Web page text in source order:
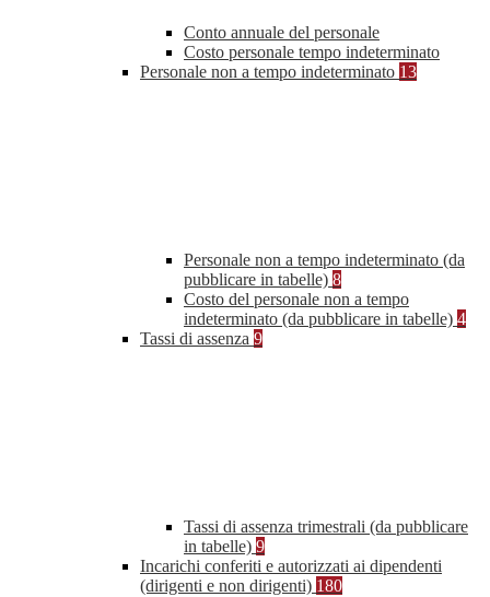
Conto annuale del personale
Costo personale tempo indeterminato
Personale non a tempo indeterminato 13
Personale non a tempo indeterminato (da
pubblicare in tabelle) 8
Costo del personale non a tempo
indeterminato (da pubblicare in tabelle) 4
Tassi di assenza 9
Tassi di assenza trimestrali (da pubblicare
in tabelle) 9
Incarichi conferiti e autorizzati ai dipendenti
(dirigenti e non dirigenti) 180